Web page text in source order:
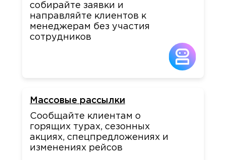
собирайте заявки и
направляйте клиентов к
менеджерам без участия
сотрудников
Массовые рассылки
Сообщайте клиентам о
горящих турах, сезонных
акциях, спецпредложениях и
изменениях рейсов